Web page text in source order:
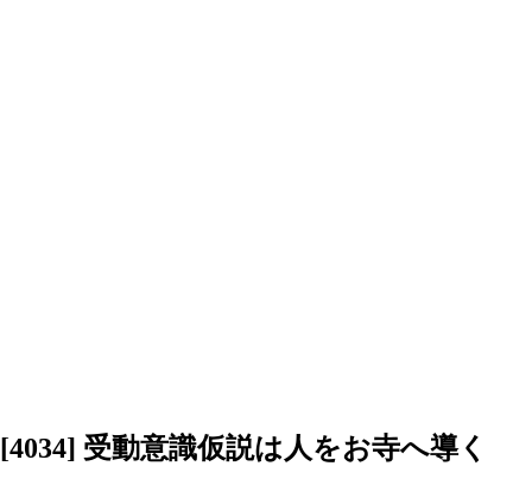
[4034] 受動意識仮説は人をお寺へ導く